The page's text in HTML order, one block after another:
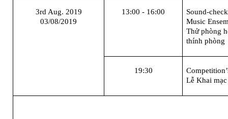
3rd Aug. 2019
03/08/2019
13:00- 16:00
Sound-check
Music
Thử phòng
thính phòng
19:30 Competition
Lễ Khai